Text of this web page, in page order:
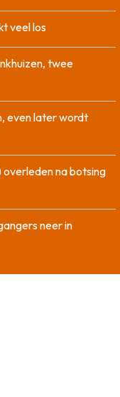
veel los
twee
even later wordt
na botsing
neer in